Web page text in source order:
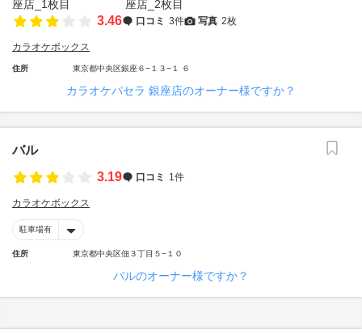
3.46 口コミ 3件 写真 2枚
カラオケボックス
住所 東京都中央区銀座６−１３−１ ６
カラオケパセラ 銀座店のオーナー様ですか？
バル
3.19
口コミ 1件
カラオケボックス
駐車場有
住所 東京都中央区佃３丁目５−１０
バルのオーナー様ですか？